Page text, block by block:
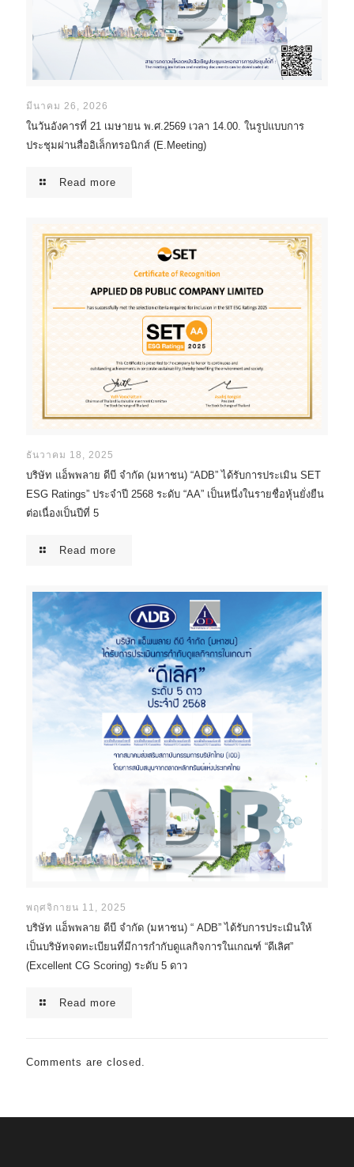
มีนาคม 26, 2026
ในวันอังคารที่ 21 เมษายน พ.ศ.2569 เวลา 14.00. ในรูปแบบการ
ประชุมผ่านสื่ออิเล็กทรอนิกส์ (E.Meeting)
Read more
ธันวาคม 18, 2025
บริษัท แอ็พพลาย ดีบี จำกัด (มหาชน) “ADB” ได้รับการประเมิน SET
ESG Ratings” ประจำปี 2568 ระดับ “AA” เป็นหนึ่งในรายชื่อหุ้นยั่งยืน
ต่อเนื่องเป็นปีที่ 5
Read more
พฤศจิกายน 11, 2025
บริษัท แอ็พพลาย ดีบี จำกัด (มหาชน) “ ADB” ได้รับการประเมินให้
เป็นบริษัทจดทะเบียนที่มีการกำกับดูแลกิจการในเกณฑ์ “ดีเลิศ”
(Excellent CG Scoring) ระดับ 5 ดาว
Read more
Comments are closed.